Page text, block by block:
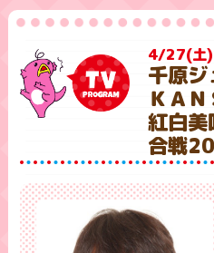
4/27(土
千原ジ
ＫＡＮ
紅白
合戦